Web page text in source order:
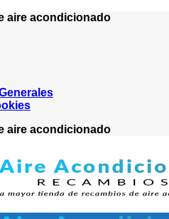
aire acondicionado
aire acondicionado